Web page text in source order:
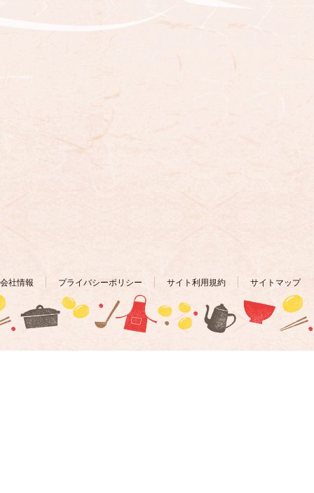
会社情報 プライバシーポリシー サイト利用規約 サイトマップ